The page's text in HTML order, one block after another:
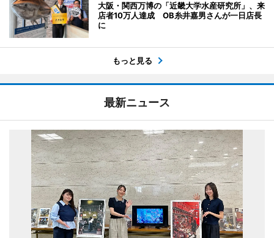
大阪・関西万博の「近畿大学水産研究所」、来
店者10万人達成 OB糸井嘉男さんが一日店長
に
もっと見る
最新ニュース